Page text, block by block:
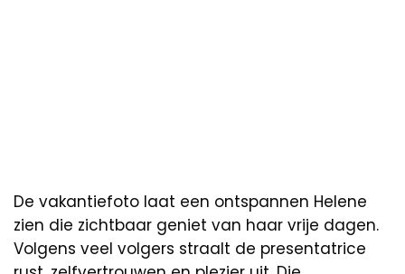
De vakantiefoto laat een ontspannen Helene
zien die zichtbaar geniet van haar vrije dagen.
Volgens veel volgers straalt de presentatrice